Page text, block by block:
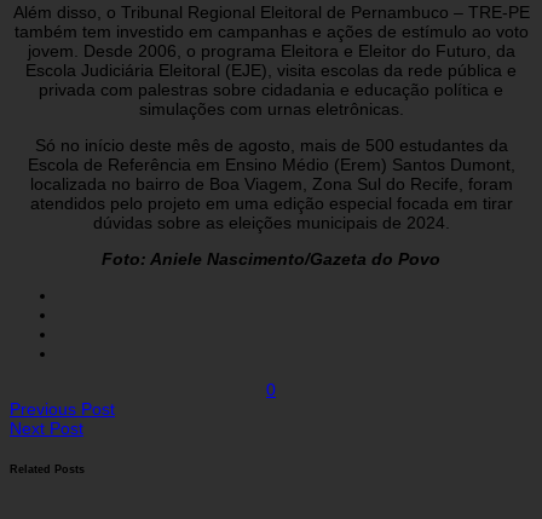
Além disso, o Tribunal Regional Eleitoral de Pernambuco – TRE-PE
também tem investido em campanhas e ações de estímulo ao voto
jovem. Desde 2006, o programa Eleitora e Eleitor do Futuro, da
Escola Judiciária Eleitoral (EJE), visita escolas da rede pública e
privada com palestras sobre cidadania e educação política e
simulações com urnas eletrônicas.
Só no início deste mês de agosto, mais de 500 estudantes da
Escola de Referência em Ensino Médio (Erem) Santos Dumont,
localizada no bairro de Boa Viagem, Zona Sul do Recife, foram
atendidos pelo projeto em uma edição especial focada em tirar
dúvidas sobre as eleições municipais de 2024.
Foto: Aniele Nascimento/Gazeta do Povo
0
Previous Post
Next Post
Related Posts